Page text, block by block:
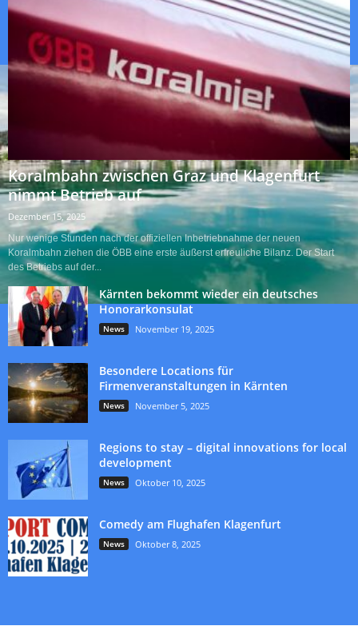
Koralmbahn zwischen Graz und Klagenfurt
nimmt Betrieb auf
Dezember 15, 2025
Nur wenige Stunden nach der offiziellen Inbetriebnahme der neuen
Koralmbahn ziehen die ÖBB eine erste äußerst erfreuliche Bilanz. Der Start
des Betriebs auf der...
Kärnten bekommt wieder ein deutsches
Honorarkonsulat
News November 19, 2025
Besondere Locations für
Firmenveranstaltungen in Kärnten
News November 5, 2025
Regions to stay – digital innovations for local
development
News Oktober 10, 2025
Comedy am Flughafen Klagenfurt
News Oktober 8, 2025